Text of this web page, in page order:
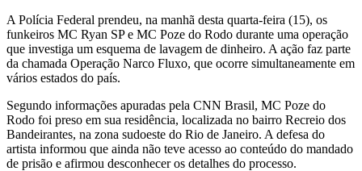
A Polícia Federal prendeu, na manhã desta quarta-feira (15), os
funkeiros MC Ryan SP e MC Poze do Rodo durante uma operação
que investiga um esquema de lavagem de dinheiro. A ação faz parte
da chamada Operação Narco Fluxo, que ocorre simultaneamente em
vários estados do país.
Segundo informações apuradas pela CNN Brasil, MC Poze do
Rodo foi preso em sua residência, localizada no bairro Recreio dos
Bandeirantes, na zona sudoeste do Rio de Janeiro. A defesa do
artista informou que ainda não teve acesso ao conteúdo do mandado
de prisão e afirmou desconhecer os detalhes do processo.